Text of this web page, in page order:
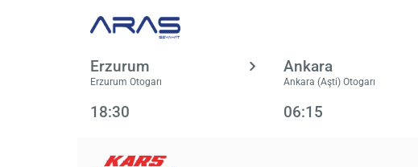
Erzurum
Erzurum Otogarı
Ankara
Ankara (Aşti) Otogarı
18:30 06:15